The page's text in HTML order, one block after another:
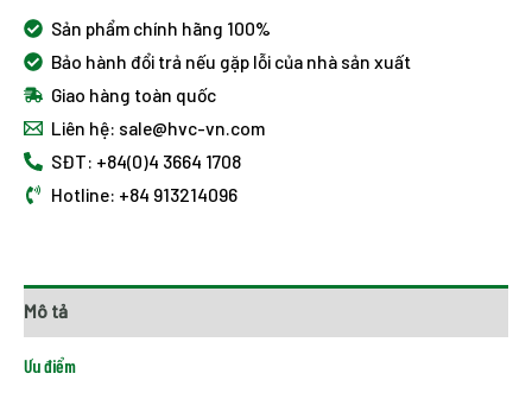
Sản phẩm chính hãng 100%
Bảo hành đổi trả nếu gặp lỗi của nhà sản xuất
Giao hàng toàn quốc
Liên hệ: sale@hvc-vn.com
SĐT: +84(0)4 3664 1708
Hotline: +84 913214096
Mô tả
Ưu điểm